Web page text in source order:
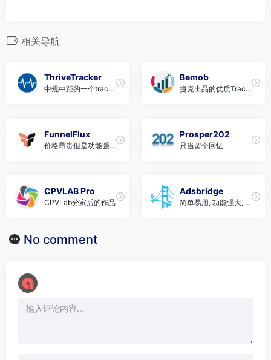
相关导航
ThriveTracker
中规中距的一个tracke
Bemob
捷克出品的优质Track
FunnelFlux
价格昂贵但是功能强
Prosper202
只当留个回忆
CPVLAB Pro
CPVLab分家后的作品
Adsbridge
简单易用, 功能强大, 自
No comment